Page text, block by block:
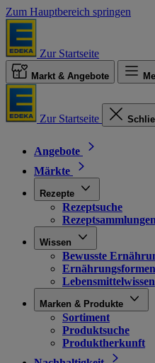
Zum Hauptbereich springen
Zur Startseite
Markt & Angebote
Zur Startseite
Angebote
Märkte
Rezepte
Rezeptsuche
Rezeptsammlungen
Wissen
Bewusste
Ernährungsformen
Lebensmittelwissen
Marken & Produkte
Sortiment
Produktsuche
Produktherkunft